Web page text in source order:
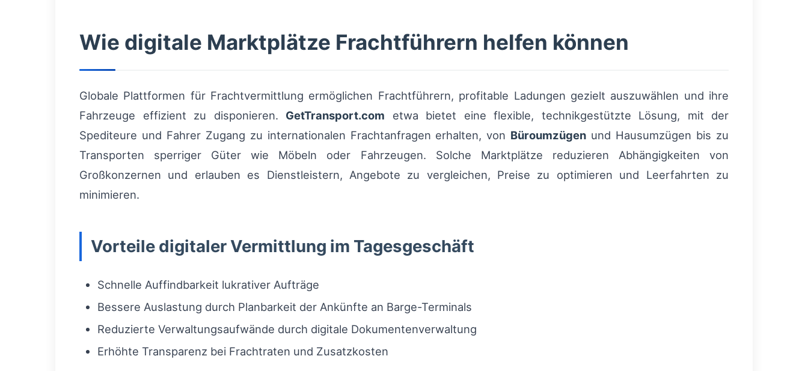
Wie digitale Marktplätze Frachtführern helfen können
Globale Plattformen für Frachtvermittlung ermöglichen Frachtführern, profitable Ladungen gezielt auszuwählen und ihre
Fahrzeuge effizient zu disponieren. GetTransport.com etwa bietet eine flexible, technikgestützte Lösung, mit der
Spediteure und Fahrer Zugang zu internationalen Frachtanfragen erhalten, von Büroumzügen und Hausumzügen bis zu
Transporten sperriger Güter wie Möbeln oder Fahrzeugen. Solche Marktplätze reduzieren Abhängigkeiten von
Großkonzernen und erlauben es Dienstleistern, Angebote zu vergleichen, Preise zu optimieren und Leerfahrten zu
minimieren.
Vorteile digitaler Vermittlung im Tagesgeschäft
Schnelle Auffindbarkeit lukrativer Aufträge
Bessere Auslastung durch Planbarkeit der Ankünfte an Barge-Terminals
Reduzierte Verwaltungsaufwände durch digitale Dokumentenverwaltung
Erhöhte Transparenz bei Frachtraten und Zusatzkosten